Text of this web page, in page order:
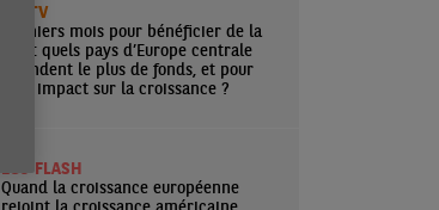
ECOTV
Derniers mois pour bénéficier de la
FRR : quels pays d’Europe centrale
attendent le plus de fonds, et pour
quel impact sur la croissance ?
ECO FLASH
Quand la croissance européenne